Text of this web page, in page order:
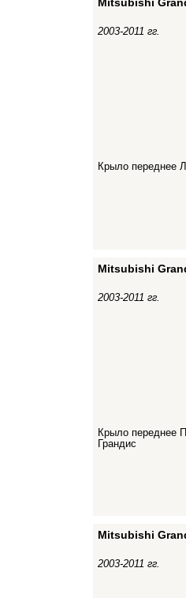
2003-2011 гг.
Крыло переднее
Mitsubishi
2003-2011 гг.
Крыло переднее
Грандис
Mitsubishi
2003-2011 гг.